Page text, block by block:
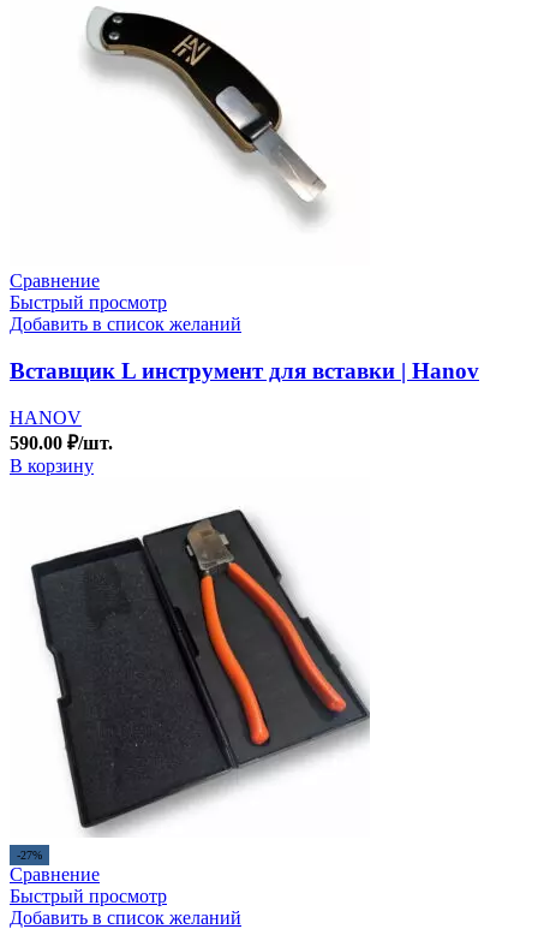
Сравнение
Быстрый просмотр
Добавить в список желаний
Вставщик L инструмент для вставки | Hanov
HANOV
590.00 ₽/шт.
В корзину
-27%
Сравнение
Быстрый просмотр
Добавить в список желаний